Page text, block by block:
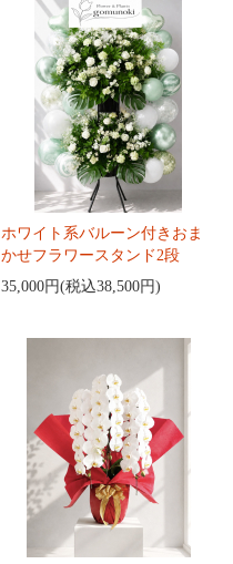
ホワイト系バルーン付きおま
かせフラワースタンド2段
35,000円(税込38,500円)